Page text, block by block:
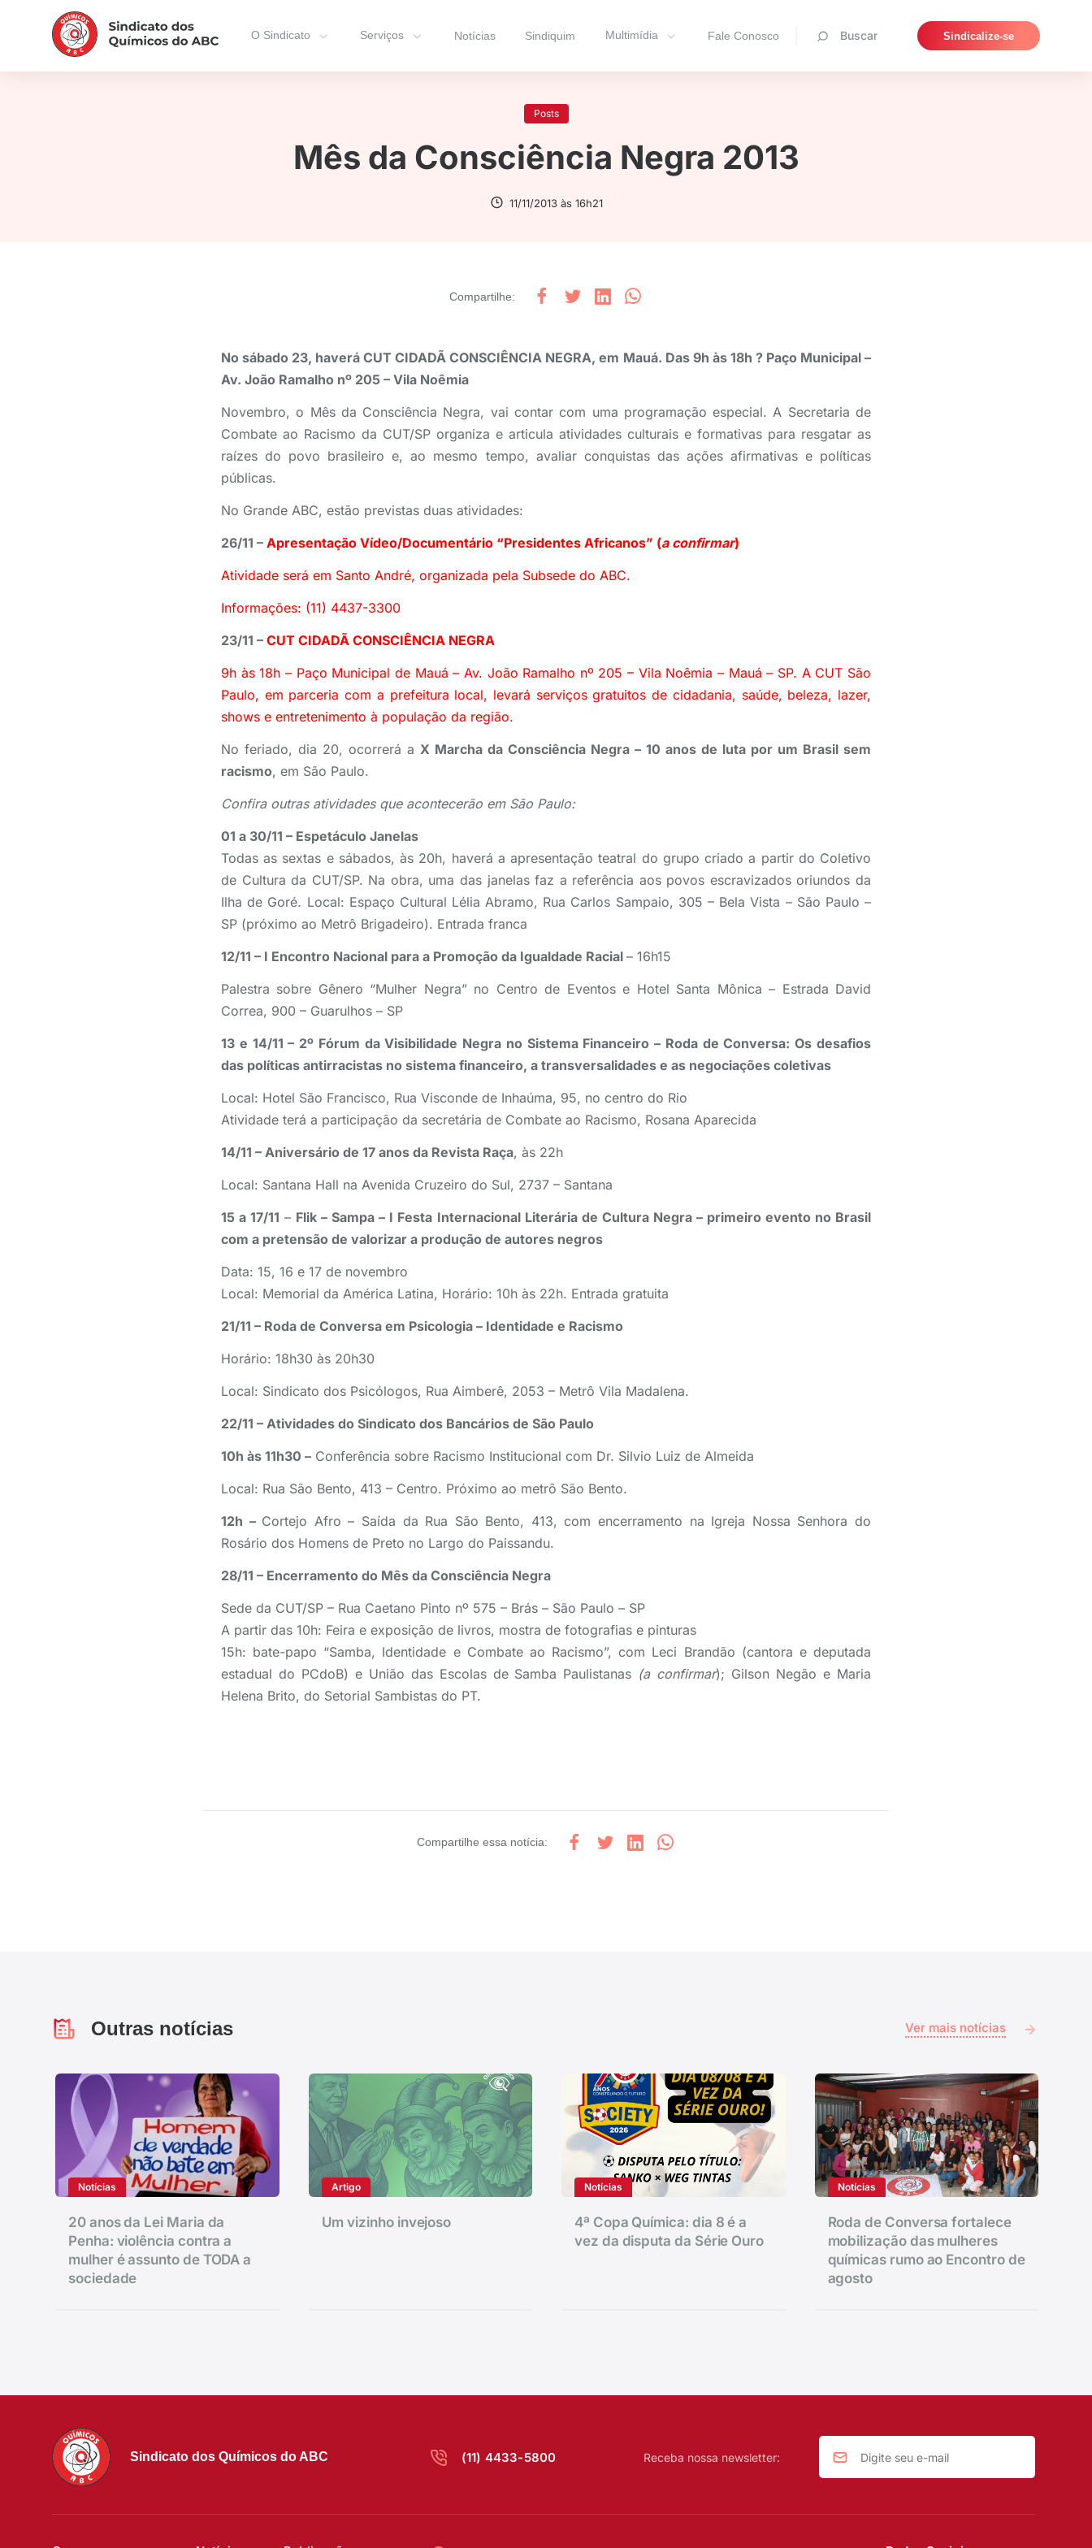
O Sindicato Serviços Notícias Sindiquim Multimídia Fale Conosco Buscar Sindicalize-se
Pesquisar
Posts
Mês da Consciência Negra 2013
11/11/2013 às 16h21
Compartilhe:
No sábado 23, haverá CUT CIDADÃ CONSCIÊNCIA NEGRA, em Mauá. Das 9h às 18h ? Paço Municipal –
Av. João Ramalho nº 205 – Vila Noêmia
Novembro, o Mês da Consciência Negra, vai contar com uma programação especial. A Secretaria de
Combate ao Racismo da CUT/SP organiza e articula atividades culturais e formativas para resgatar as
raízes do povo brasileiro e, ao mesmo tempo, avaliar conquistas das ações afirmativas e políticas
públicas.
No Grande ABC, estão previstas duas atividades:
26/11 – Apresentação Vídeo/Documentário “Presidentes Africanos” (a confirmar)
Atividade será em Santo André, organizada pela Subsede do ABC.
Informações: (11) 4437-3300
23/11 – CUT CIDADÃ CONSCIÊNCIA NEGRA
9h às 18h – Paço Municipal de Mauá – Av. João Ramalho nº 205 – Vila Noêmia – Mauá – SP. A CUT São
Paulo, em parceria com a prefeitura local, levará serviços gratuitos de cidadania, saúde, beleza, lazer,
shows e entretenimento à população da região.
No feriado, dia 20, ocorrerá a X Marcha da Consciência Negra – 10 anos de luta por um Brasil sem
racismo, em São Paulo.
Confira outras atividades que acontecerão em São Paulo:
01 a 30/11 – Espetáculo Janelas
Todas as sextas e sábados, às 20h, haverá a apresentação teatral do grupo criado a partir do Coletivo
de Cultura da CUT/SP. Na obra, uma das janelas faz a referência aos povos escravizados oriundos da
Ilha de Goré. Local: Espaço Cultural Lélia Abramo, Rua Carlos Sampaio, 305 – Bela Vista – São Paulo –
SP (próximo ao Metrô Brigadeiro). Entrada franca
12/11 – I Encontro Nacional para a Promoção da Igualdade Racial – 16h15
Palestra sobre Gênero “Mulher Negra” no Centro de Eventos e Hotel Santa Mônica – Estrada David
Correa, 900 – Guarulhos – SP
13 e 14/11 – 2º Fórum da Visibilidade Negra no Sistema Financeiro – Roda de Conversa: Os desafios
das políticas antirracistas no sistema financeiro, a transversalidades e as negociações coletivas
Local: Hotel São Francisco, Rua Visconde de Inhaúma, 95, no centro do Rio
Atividade terá a participação da secretária de Combate ao Racismo, Rosana Aparecida
14/11 – Aniversário de 17 anos da Revista Raça, às 22h
Local: Santana Hall na Avenida Cruzeiro do Sul, 2737 – Santana
15 a 17/11 – Flik – Sampa – I Festa Internacional Literária de Cultura Negra – primeiro evento no Brasil
com a pretensão de valorizar a produção de autores negros
Data: 15, 16 e 17 de novembro
Local: Memorial da América Latina, Horário: 10h às 22h. Entrada gratuita
21/11 – Roda de Conversa em Psicologia – Identidade e Racismo
Horário: 18h30 às 20h30
Local: Sindicato dos Psicólogos, Rua Aimberê, 2053 – Metrô Vila Madalena.
22/11 – Atividades do Sindicato dos Bancários de São Paulo
10h às 11h30 – Conferência sobre Racismo Institucional com Dr. Silvio Luiz de Almeida
Local: Rua São Bento, 413 – Centro. Próximo ao metrô São Bento.
12h – Cortejo Afro – Saída da Rua São Bento, 413, com encerramento na Igreja Nossa Senhora do
Rosário dos Homens de Preto no Largo do Paissandu.
28/11 – Encerramento do Mês da Consciência Negra
Sede da CUT/SP – Rua Caetano Pinto nº 575 – Brás – São Paulo – SP
A partir das 10h: Feira e exposição de livros, mostra de fotografias e pinturas
15h: bate-papo “Samba, Identidade e Combate ao Racismo”, com Leci Brandão (cantora e deputada
estadual do PCdoB) e União das Escolas de Samba Paulistanas (a confirmar); Gilson Negão e Maria
Helena Brito, do Setorial Sambistas do PT.
Compartilhe essa notícia:
Outras notícias Ver mais notícias
Notícias
20 anos da Lei Maria da
Penha: violência contra a
mulher é assunto de TODA a
sociedade
Artigo
Um vizinho invejoso
Notícias
4ª Copa Química: dia 8 é a
vez da disputa da Série Ouro
Notícias
Roda de Conversa fortalece
mobilização das mulheres
químicas rumo ao Encontro de
agosto
Sindicato dos Químicos do ABC (11) 4433-5800 Receba nossa newsletter: